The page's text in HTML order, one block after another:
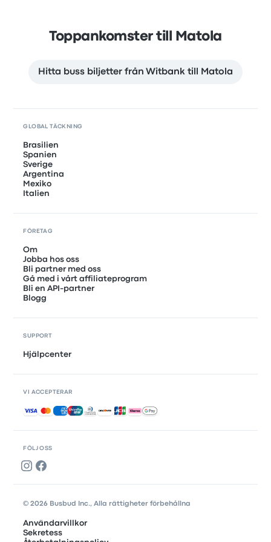
Toppankomster till Matola
Hitta buss biljetter från Witbank till Matola
FÖLJ OSS
GLOBAL TÄCKNING
Brasilien
Spanien
Sverige
Argentina
Mexiko
Italien
FÖRETAG
Om
Jobba hos oss
Bli partner med oss
Gå med i vårt affiliateprogram
Bli en API-partner
Blogg
SUPPORT
Hjälpcenter
VI ACCEPTERAR
Accepterade betalningar
© 2026 Busbud Inc., Alla rättigheter förbehållna
Användarvillkor
Sekretess